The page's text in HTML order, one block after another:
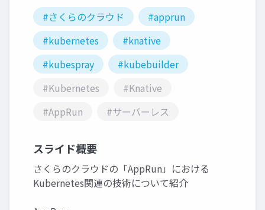
#さくらのクラウド
#apprun
#kubernetes
#knative
#kubespray
#kubebuilder
#Kubernetes
#Knative
#AppRun
#サーバーレス
スライド概要
さくらのクラウドの「AppRun」における
Kubernetes関連の技術について紹介